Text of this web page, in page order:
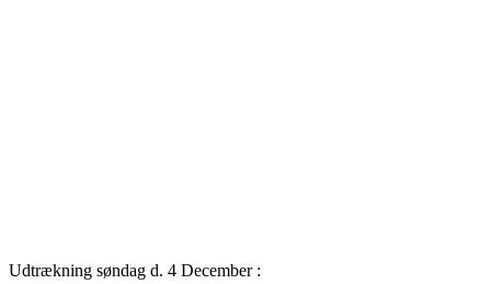
Udtrækning søndag d. 4 December :